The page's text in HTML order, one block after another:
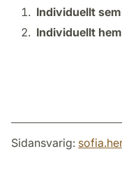
Individuellt
Individuellt
Sidansvarig: